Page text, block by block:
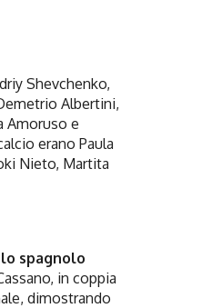
Shevchenko,
Albertini,
Amoruso e
erano Paula
Nieto, Martita
spagnolo
in coppia
dimostrando